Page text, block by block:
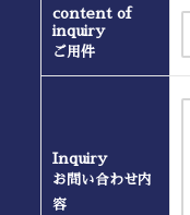
content of
inquiry
ご用件
Inquiry
お問い合わせ内
容